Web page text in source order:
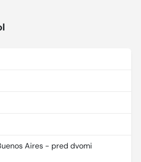
Aires - pred dvomi